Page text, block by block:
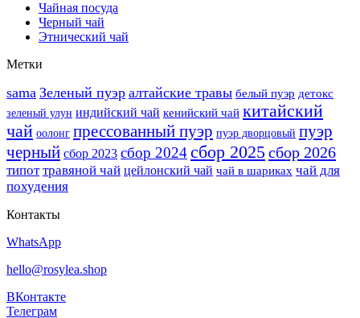
Чайная посуда
Черный чай
Этнический чай
Метки
sama Зеленый пуэр алтайские травы белый пуэр детокс
зеленый улун индийский чай кенийский чай китайский
чай оолонг прессованный пуэр пуэр дворцовый пуэр
черный сбор 2023 сбор 2024сбор 2025сбор 2026
типот травяной чай цейлонский чай чай в шариках чай для
похудения
Контакты
WhatsApp
hello@rosylea.shop
ВКонтакте
Телеграм